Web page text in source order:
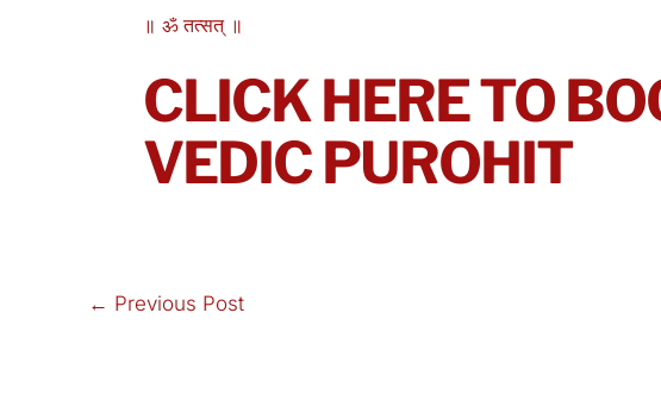
॥ ॐ तत्सत् ॥
CLICK HERE TO
VEDIC PUROHIT
← Previous Post